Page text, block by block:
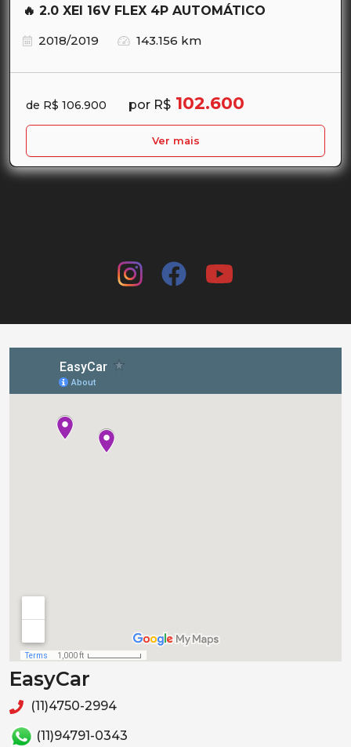
🔥 2.0 XEI 16V FLEX 4P AUTOMÁTICO
2018/2019
143.156 km
de R$ 106.900 por R$ 102.600
Ver mais
EasyCar
(11)4750-2994
(11)94791-0343